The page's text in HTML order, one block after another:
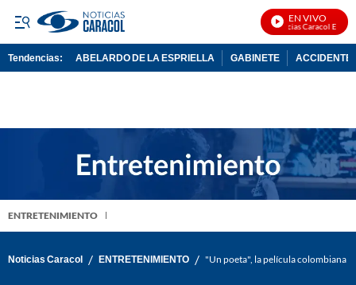
EN VIVO
Noticias Caracol En Vivo
Tendencias: ABELARDO DE LA ESPRIELLA GABINETE ACCIDENTE
ENTRETENIMIENTO
Noticias Caracol / ENTRETENIMIENTO / "Un poeta", la película colombiana